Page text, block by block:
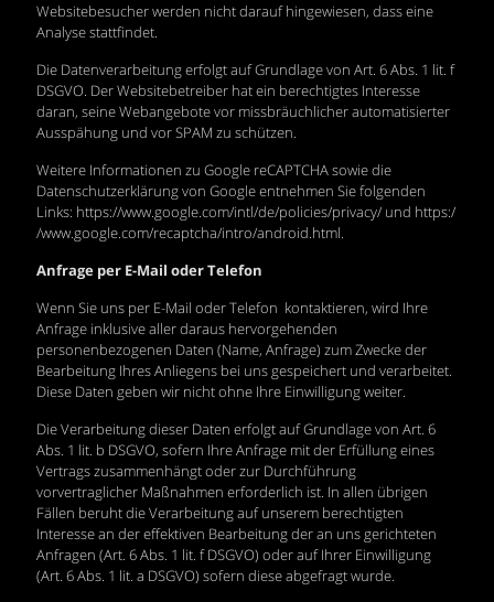
Websitebesucher werden nicht darauf hingewiesen, dass eine
Analyse stattfindet.
Die Datenverarbeitung erfolgt auf Grundlage von Art. 6 Abs. 1 lit. f
DSGVO. Der Websitebetreiber hat ein berechtigtes Interesse
daran, seine Webangebote vor missbräuchlicher automatisierter
Ausspähung und vor SPAM zu schützen.
Weitere Informationen zu Google reCAPTCHA sowie die
Datenschutzerklärung von Google entnehmen Sie folgenden
Links: https://www.google.com/intl/de/policies/privacy/ und https:/
/www.google.com/recaptcha/intro/android.html.
Anfrage per E-Mail oder Telefon
Wenn Sie uns per E-Mail oder Telefon kontaktieren, wird Ihre
Anfrage inklusive aller daraus hervorgehenden
personenbezogenen Daten (Name, Anfrage) zum Zwecke der
Bearbeitung Ihres Anliegens bei uns gespeichert und verarbeitet.
Diese Daten geben wir nicht ohne Ihre Einwilligung weiter.
Die Verarbeitung dieser Daten erfolgt auf Grundlage von Art. 6
Abs. 1 lit. b DSGVO, sofern Ihre Anfrage mit der Erfüllung eines
Vertrags zusammenhängt oder zur Durchführung
vorvertraglicher Maßnahmen erforderlich ist. In allen übrigen
Fällen beruht die Verarbeitung auf unserem berechtigten
Interesse an der effektiven Bearbeitung der an uns gerichteten
Anfragen (Art. 6 Abs. 1 lit. f DSGVO) oder auf Ihrer Einwilligung
(Art. 6 Abs. 1 lit. a DSGVO) sofern diese abgefragt wurde.